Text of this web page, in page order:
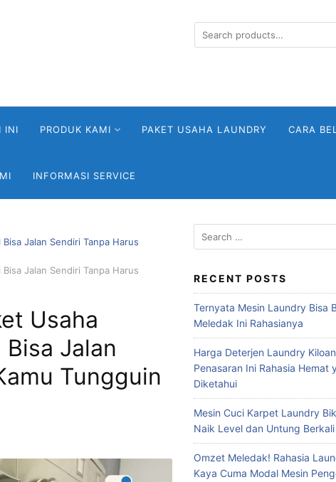
Search
for:
INI PRODUK KAMI PAKET USAHA LAUNDRY CARA
INFORMASI SERVICE
Jalan Sendiri Tanpa Harus
Jalan Sendiri Tanpa Harus
Usaha
Jalan
Tungguin
Search
for:
RECENT POSTS
Ternyata Mesin Laundry Bisa
Meledak Ini Rahasianya
Harga Deterjen Laundry
Penasaran Ini Rahasia Hemat
Diketahui
Mesin Cuci Karpet Laundry
Naik Level dan Untung
Omzet Meledak! Rahasia
Kaya Cuma Modal Mesin